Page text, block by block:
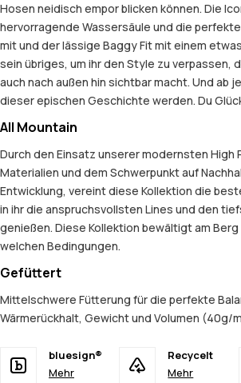
Hosen neidisch empor blicken können. Die
hervorragende Wassersäule und die
mit und der lässige Baggy Fit mit einem
sein übriges, um ihr den Style zu verpassen,
auch nach außen hin sichtbar macht. Und ab
dieser epischen Geschichte werden. Du
All Mountain
Durch den Einsatz unserer modernsten High
Materialien und dem Schwerpunkt auf
Entwicklung, vereint diese Kollektion die
in ihr die anspruchsvollsten Lines und den
genießen. Diese Kollektion bewältigt am
welchen Bedingungen.
Gefüttert
Mittelschwere Fütterung für die perfekte
Wärmerückhalt, Gewicht und Volumen (40g/
bluesign®
Mehr
Recycelt
Mehr